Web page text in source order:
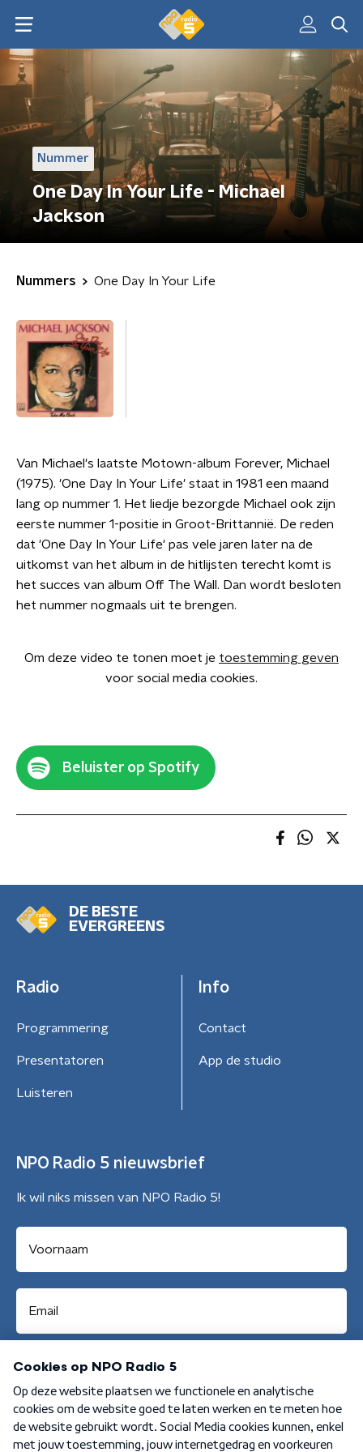
Nummer
One Day In Your Life - Michael
Jackson
Nummers One Day In Your Life
Van Michael's laatste Motown-album Forever, Michael
(1975). 'One Day In Your Life' staat in 1981 een maand
lang op nummer 1. Het liedje bezorgde Michael ook zijn
eerste nummer 1-positie in Groot-Brittannië. De reden
dat 'One Day In Your Life' pas vele jaren later na de
uitkomst van het album in de hitlijsten terecht komt is
het succes van album Off The Wall. Dan wordt besloten
het nummer nogmaals uit te brengen.
Om deze video te tonen moet je toestemming geven
voor social media cookies.
Beluister op Spotify
DE BESTE
EVERGREENS
Radio
Programmering
Presentatoren
Luisteren
Info
Contact
App de studio
NPO Radio 5 nieuwsbrief
Ik wil niks missen van NPO Radio 5!
Aanmelden
Algemene voorwaarden